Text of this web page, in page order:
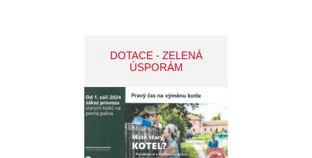
DOTACE - ZELENÁ
ÚSPORÁM